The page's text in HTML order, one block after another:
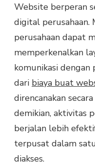
Website berperan
digital perusahaan.
perusahaan dapat
memperkenalkan
komunikasi dengan
dari biaya buat
direncanakan
demikian, aktivitas
berjalan lebih
terpusat dalam
diakses.